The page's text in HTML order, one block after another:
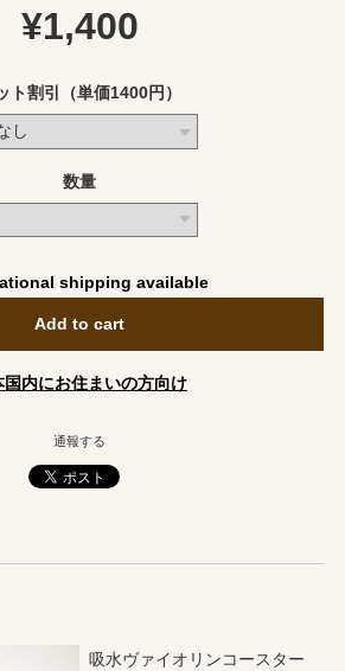
¥1,400
ト割引（単価1400円）
数量
shipping available
Add to cart
国内にお住まいの方向け
通報する
吸水ヴァイオリンコースター